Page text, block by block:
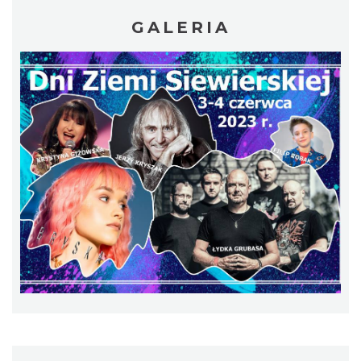
Podzamcze
2026-08-21
19.81 km
GALERIA